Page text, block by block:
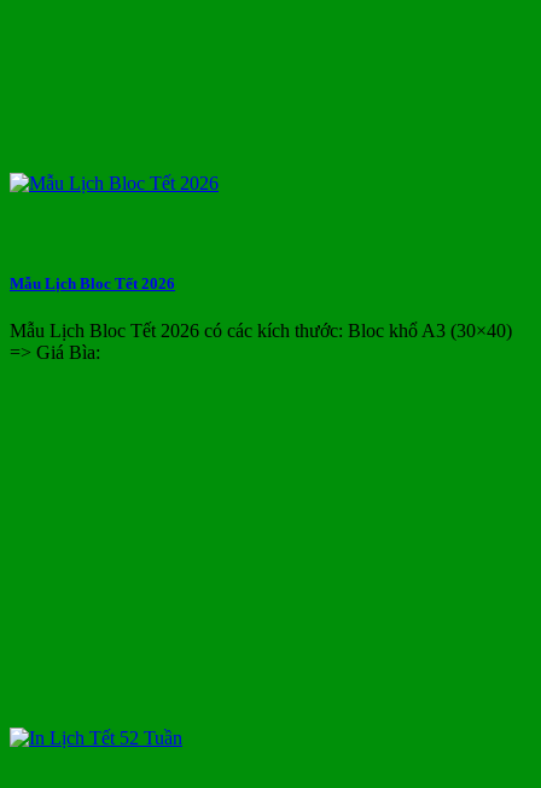
Mẫu Lịch Bloc Tết 2026
Mẫu Lịch Bloc Tết 2026 có các kích thước: Bloc khổ A3 (30×40)
=> Giá Bìa: